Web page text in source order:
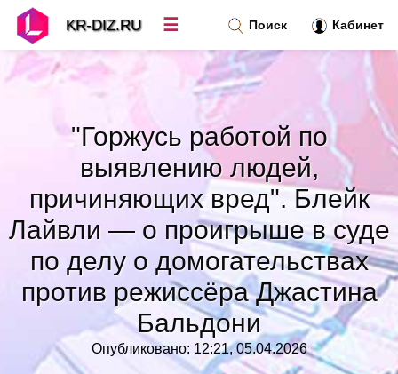
"Горжусь работой по
выявлению людей,
причиняющих вред". Блейк
Лайвли — о проигрыше в суде
по делу о домогательствах
против режиссёра Джастина
Бальдони
Опубликовано: 12:21, 05.04.2026
Поиск Кабинет
KR-DIZ.RU ☰
Новости
Топ новостей»
Рубрики »
Контакт